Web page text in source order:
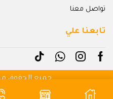
تواصل معنا
تابعنا علي
جميع الحقوق